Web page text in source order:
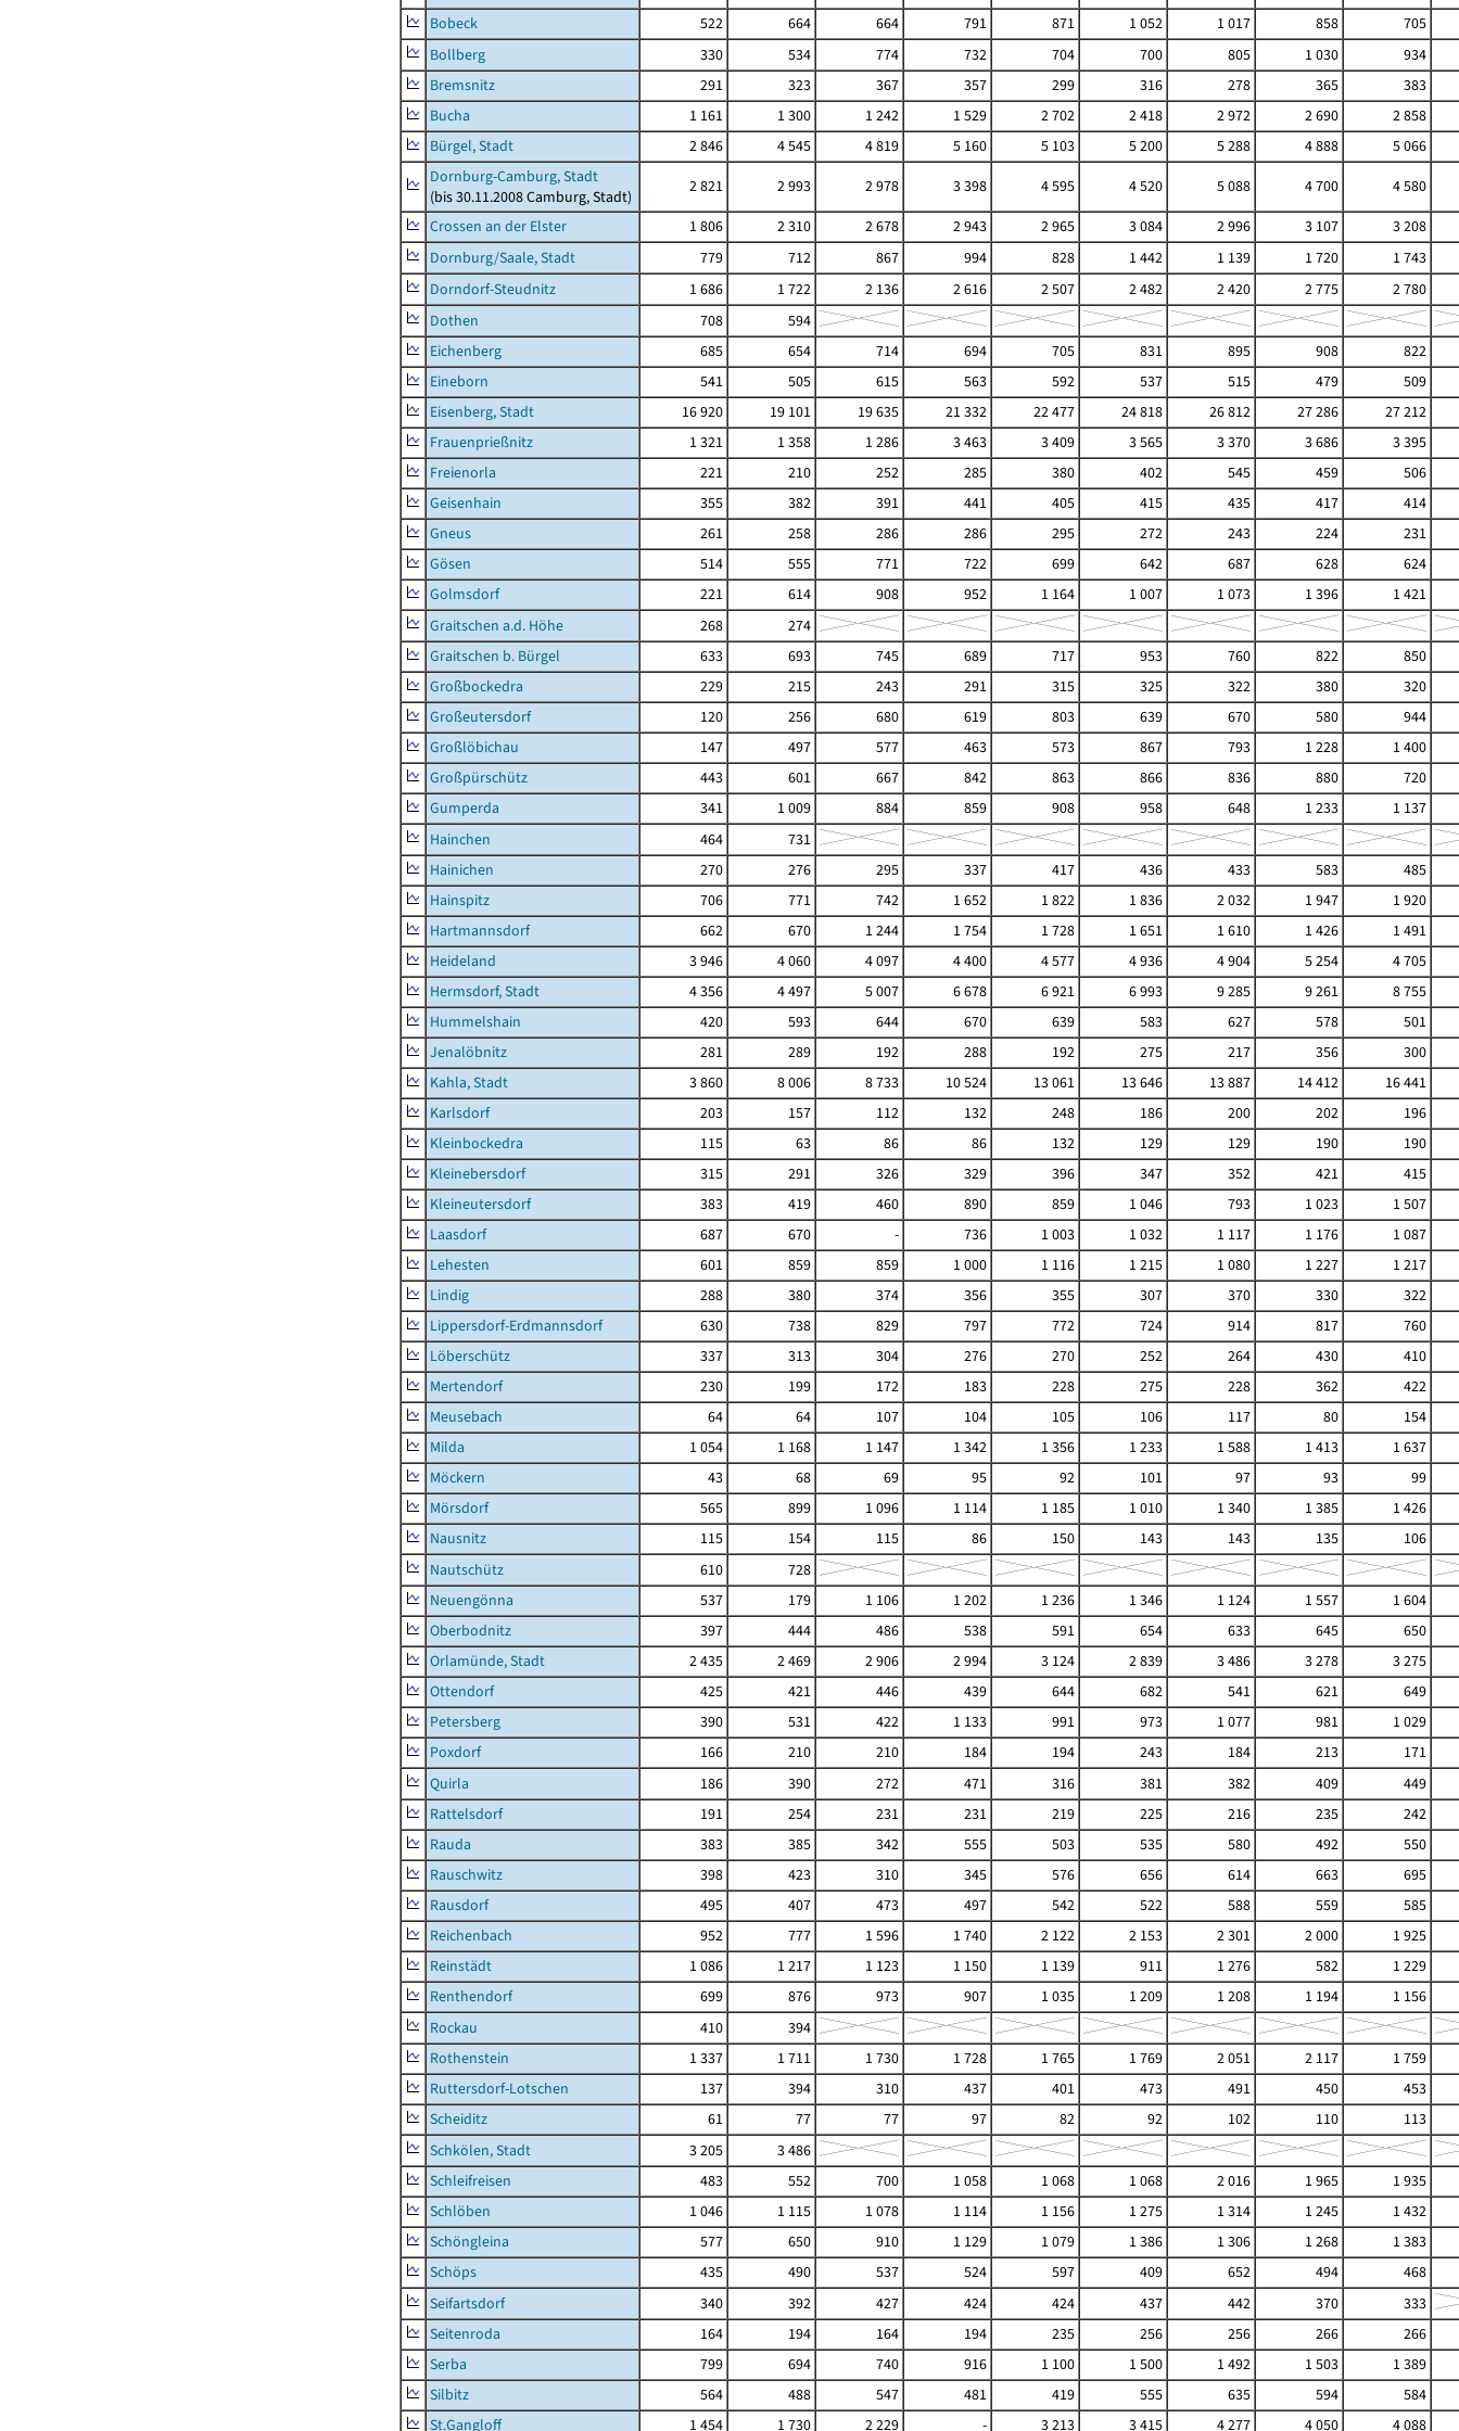
Bobeck
522 664 664 791 871 1 052 1 017 858
705
Bollberg
330 534 774 732 704 700 805 1 030
934
Bremsnitz
291 323 367 357 299 316 278 365
383
Bucha
1 161 1 300 1 242 1 529 2 702 2 418 2 972 2 690
2 858
Bürgel, Stadt
2 846 4 545 4 819 5 160 5 103 5 200 5 288 4 888
5 066
Dornburg-Camburg, Stadt
(bis 30.11.2008 Camburg, Stadt)
2 821 2 993 2 978 3 398 4 595 4 520 5 088 4 700
4 580
Crossen an der Elster
1 806 2 310 2 678 2 943 2 965 3 084 2 996 3 107
3 208
Dornburg/Saale, Stadt
779 712 867 994 828 1 442 1 139 1 720
1 743
Dorndorf-Steudnitz
1 686 1 722 2 136 2 616 2 507 2 482 2 420 2 775
2 780
Dothen
708
594
Eichenberg
685 654 714 694 705 831 895 908
822
Eineborn
541 505 615 563 592 537 515 479
509
Eisenberg, Stadt
16 920 19 101 19 635 21 332 22 477 24 818 26 812 27 286
27 212
Frauenprießnitz
1 321 1 358 1 286 3 463 3 409 3 565 3 370 3 686
3 395
Freienorla
221 210 252 285 380 402 545 459
506
Geisenhain
355 382 391 441 405 415 435 417
414
Gneus
261 258 286 286 295 272 243 224
231
Gösen
514 555 771 722 699 642 687 628
624
Golmsdorf
221 614 908 952 1 164 1 007 1 073 1 396
1 421
Graitschen a.d. Höhe
268
274
Graitschen b. Bürgel
633 693 745 689 717 953 760 822
850
Großbockedra
229 215 243 291 315 325 322 380
320
Großeutersdorf
120 256 680 619 803 639 670 580
944
Großlöbichau
147 497 577 463 573 867 793 1 228
1 400
Großpürschütz
443 601 667 842 863 866 836 880
720
Gumperda
341 1 009 884 859 908 958 648 1 233
1 137
Hainchen
464
731
Hainichen
270 276 295 337 417 436 433 583
485
Hainspitz
706 771 742 1 652 1 822 1 836 2 032 1 947
1 920
Hartmannsdorf
662 670 1 244 1 754 1 728 1 651 1 610 1 426
1 491
Heideland
3 946 4 060 4 097 4 400 4 577 4 936 4 904 5 254
4 705
Hermsdorf, Stadt
4 356 4 497 5 007 6 678 6 921 6 993 9 285 9 261
8 755
Hummelshain
420 593 644 670 639 583 627 578
501
Jenalöbnitz
281 289 192 288 192 275 217 356
300
Kahla, Stadt
3 860 8 006 8 733 10 524 13 061 13 646 13 887 14 412
16 441
Karlsdorf
203 157 112 132 248 186 200 202
196
Kleinbockedra
115 63 86 86 132 129 129 190
190
Kleinebersdorf
315 291 326 329 396 347 352 421
415
Kleineutersdorf
383 419 460 890 859 1 046 793 1 023
1 507
Laasdorf
687 670 - 736 1 003 1 032 1 117 1 176
1 087
Lehesten
601 859 859 1 000 1 116 1 215 1 080 1 227
1 217
Lindig
288 380 374 356 355 307 370 330
322
Lippersdorf-Erdmannsdorf
630 738 829 797 772 724 914 817
760
Löberschütz
337 313 304 276 270 252 264 430
410
Mertendorf
230 199 172 183 228 275 228 362
422
Meusebach
64 64 107 104 105 106 117 80
154
Milda
1 054 1 168 1 147 1 342 1 356 1 233 1 588 1 413
1 637
Möckern
43 68 69 95 92 101 97 93
99
Mörsdorf
565 899 1 096 1 114 1 185 1 010 1 340 1 385
1 426
Nausnitz
115 154 115 86 150 143 143 135
106
Nautschütz
610
728
Neuengönna
537 179 1 106 1 202 1 236 1 346 1 124 1 557
1 604
Oberbodnitz
397 444 486 538 591 654 633 645
650
Orlamünde, Stadt
2 435 2 469 2 906 2 994 3 124 2 839 3 486 3 278
3 275
Ottendorf
425 421 446 439 644 682 541 621
649
Petersberg
390 531 422 1 133 991 973 1 077 981
1 029
Poxdorf
166 210 210 184 194 243 184 213
171
Quirla
186 390 272 471 316 381 382 409
449
Rattelsdorf
191 254 231 231 219 225 216 235
242
Rauda
383 385 342 555 503 535 580 492
550
Rauschwitz
398 423 310 345 576 656 614 663
695
Rausdorf
495 407 473 497 542 522 588 559
585
Reichenbach
952 777 1 596 1 740 2 122 2 153 2 301 2 000
1 925
Reinstädt
1 086 1 217 1 123 1 150 1 139 911 1 276 582
1 229
Renthendorf
699 876 973 907 1 035 1 209 1 208 1 194
1 156
Rockau
410
394
Rothenstein
1 337 1 711 1 730 1 728 1 765 1 769 2 051 2 117
1 759
Ruttersdorf-Lotschen
137 394 310 437 401 473 491 450
453
Scheiditz
61 77 77 97 82 92 102 110
113
Schkölen, Stadt
3 205
3 486
Schleifreisen
483 552 700 1 058 1 068 1 068 2 016 1 965
1 935
Schlöben
1 046 1 115 1 078 1 114 1 156 1 275 1 314 1 245
1 432
Schöngleina
577 650 910 1 129 1 079 1 386 1 306 1 268
1 383
Schöps
435 490 537 524 597 409 652 494
468
Seifartsdorf
340 392 427 424 424 437 442 370
333
Seitenroda
164 194 164 194 235 256 256 266
266
Serba
799 694 740 916 1 100 1 500 1 492 1 503
1 389
Silbitz
564 488 547 481 419 555 635 594
584
St.Gangloff
1 454 1 730 2 229 - 3 213 3 415 4 277 4 050 4 088